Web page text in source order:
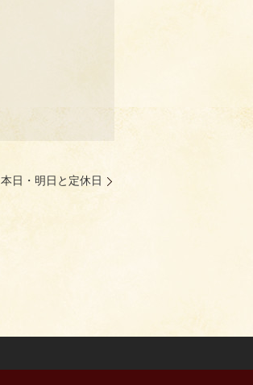
本日・明日と定休日